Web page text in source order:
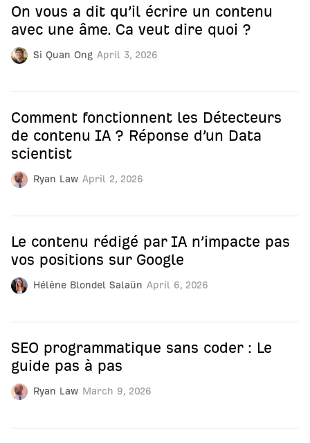
Si Quan Ong April 3, 2026
On vous a dit qu’il écrire un contenu
avec une âme. Ca veut dire quoi ?
Ryan Law April 2, 2026
Comment fonctionnent les Détecteurs
de contenu IA ? Réponse d’un Data
scientist
Hélène Blondel Salaün April 6, 2026
Le contenu rédigé par IA n’impacte pas
vos positions sur Google
Ryan Law March 9, 2026
SEO programmatique sans coder : Le
guide pas à pas